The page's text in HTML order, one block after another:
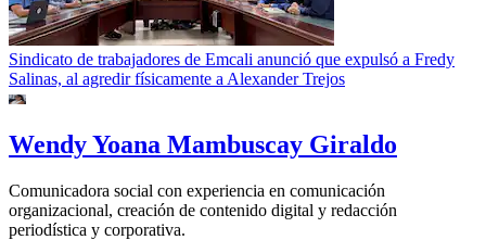
Sindicato de trabajadores de Emcali anunció que expulsó a Fredy
Salinas, al agredir físicamente a Alexander Trejos
Wendy Yoana Mambuscay Giraldo
Comunicadora social con experiencia en comunicación
organizacional, creación de contenido digital y redacción
periodística y corporativa.